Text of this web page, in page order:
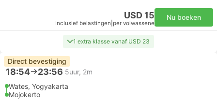
USD 15
Inclusief belastingen per volwassene
Nu boeken
1 extra klasse vanaf USD 23
Direct bevestiging
18:54 23:56 5uur, 2m
Wates, Yogyakarta
Mojokerto